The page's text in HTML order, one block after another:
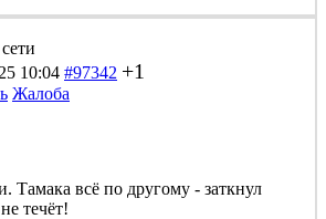
10:04 #97342 +1
Жалоба
Тамака всё по другому - заткнул
течёт!